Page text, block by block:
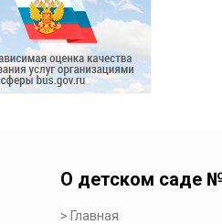
О детском саде
Главная